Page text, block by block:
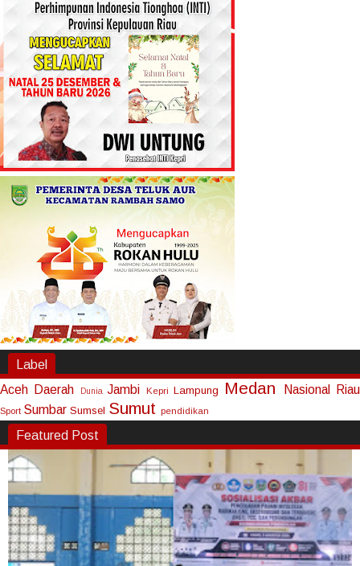
Label
Aceh Daerah Dunia Jambi Kepri Lampung Medan Nasional Riau
Sport Sumbar Sumsel Sumut pendidikan
Featured Post